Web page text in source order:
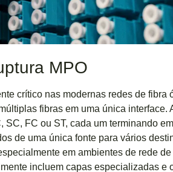
MPO
crítico nas modernas redes de fibra
fibras em uma única interface.
FC ou ST, cada um terminando
de uma única fonte para vários
em ambientes de rede
incluem capas especializadas e